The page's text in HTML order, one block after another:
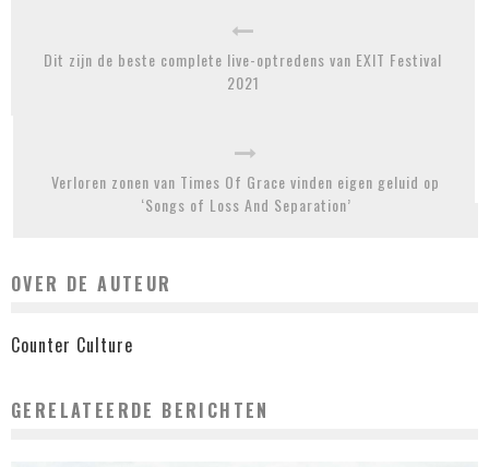
Dit zijn de beste complete live-optredens van EXIT Festival
2021
Verloren zonen van Times Of Grace vinden eigen geluid op
‘Songs of Loss And Separation’
OVER DE AUTEUR
Counter Culture
GERELATEERDE BERICHTEN